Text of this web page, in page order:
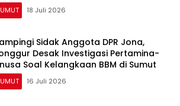
18 Juli 2026
Sidak Anggota DPR Jona,
Desak Investigasi Pertamina-
Soal Kelangkaan BBM di Sumut
16 Juli 2026